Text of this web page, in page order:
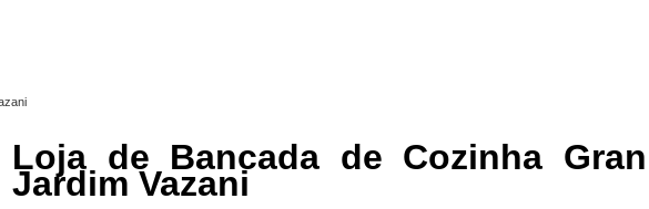
Loja de Bancada de Cozinha
Jardim Vazani